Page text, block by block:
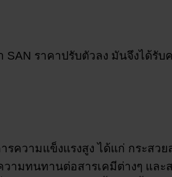
ราคาปรับตัวลง มันจึงได้รับ
รความแข็งแรงสูง ได้แก่ กระสว
ามทนทานต่อสารเคมีต่างๆ แล